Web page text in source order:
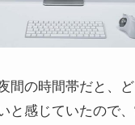
間の時間帯だと、
と感じていたので